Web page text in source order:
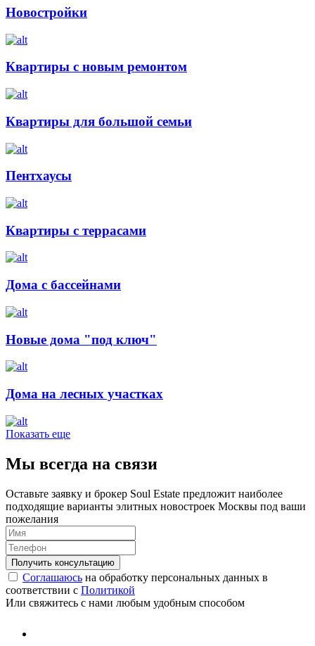
Новостройки
Квартиры с новым ремонтом
Квартиры для большой семьи
Пентхаусы
Квартиры с террасами
Дома с бассейнами
Новые дома "под ключ"
Дома на лесных участках
Показать еще
Мы всегда на связи
Оставьте заявку и брокер Soul Estate предложит наиболее
подходящие варианты элитных новостроек Москвы под ваши
пожелания
Соглашаюсь на обработку персональных данных в
соответствии с Политикой
Или свяжитесь с нами любым удобным способом